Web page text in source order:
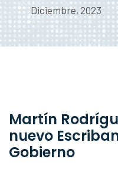
Diciembre, 2023
Martín
nuevo
Gobierno